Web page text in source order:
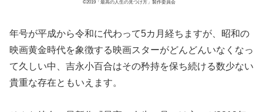
©2019「最高の人生の見つけ方」製作委員会
年号が平成から令和に代わって5カ月経ちますが、昭和の
映画黄金時代を象徴する映画スターがどんどんいなくなっ
て久しい中、吉永小百合はその矜持を保ち続ける数少ない
貴重な存在ともいえます。